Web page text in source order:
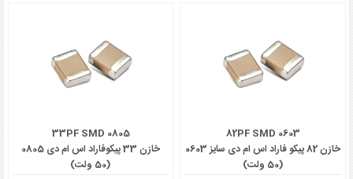
82PF SMD 0603
خازن 82 پیکو فاراد اس ام دی سایز 0603
(50 ولت)
33PF SMD 0805
خازن 33 پیکوفاراد اس ام دی 0805
(50 ولت)